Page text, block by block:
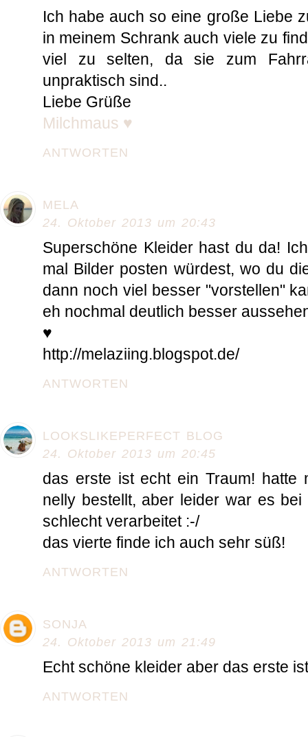
Ich habe auch so eine große Liebe
in meinem Schrank auch viele zu
viel zu selten, da sie zum
unpraktisch sind..
Liebe Grüße
Milchmaus ♥
ANTWORTEN
MELA
24. Oktober 2013 um 20:43
Superschöne Kleider hast du da!
mal Bilder posten würdest, wo du
dann noch viel besser "vorstellen"
eh nochmal deutlich besser
♥
http://melaziing.blogspot.de/
ANTWORTEN
LOOKSLIKEPERFECT BLOG
24. Oktober 2013 um 20:45
das erste ist echt ein Traum! hatte
nelly bestellt, aber leider war es
schlecht verarbeitet :-/
das vierte finde ich auch sehr süß!
ANTWORTEN
SONJA
24. Oktober 2013 um 21:49
Echt schöne kleider aber das erste
ANTWORTEN